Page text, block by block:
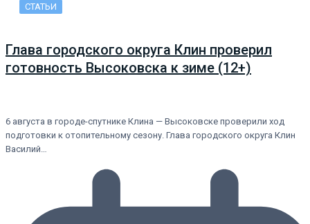
СТАТЬИ
Глава городского округа Клин проверил
готовность Высоковска к зиме (12+)
6 августа в городе-спутнике Клина — Высоковске проверили ход
подготовки к отопительному сезону. Глава городского округа Клин
Василий…